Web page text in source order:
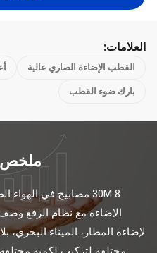
العلامات:
القطب الإضاءة الصاري عالية
بارك ضوء القطب
ملخص